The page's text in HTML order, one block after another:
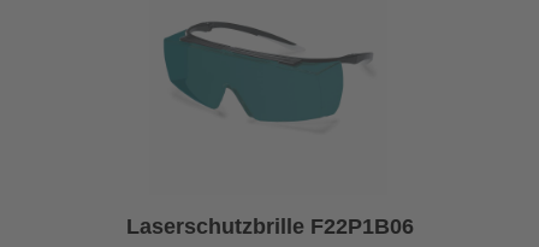
Laserschutzbrille F22P1B06